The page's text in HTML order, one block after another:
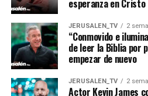
esperanza en Cristo
JERUSALEN_TV 2
“Conmovido e
de leer la Biblia por
empezar de nuevo
JERUSALEN_TV 2
Actor Kevin James